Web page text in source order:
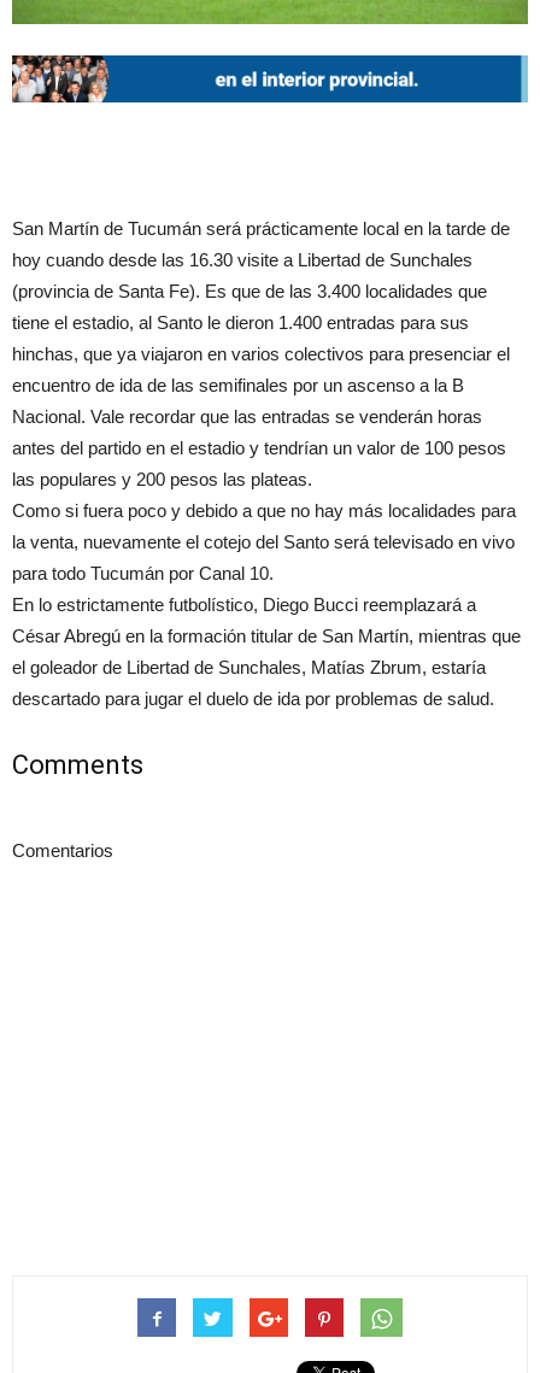
San Martín de Tucumán será prácticamente local en la tarde de
hoy cuando desde las 16.30 visite a Libertad de Sunchales
(provincia de Santa Fe). Es que de las 3.400 localidades que
tiene el estadio, al Santo le dieron 1.400 entradas para sus
hinchas, que ya viajaron en varios colectivos para presenciar el
encuentro de ida de las semifinales por un ascenso a la B
Nacional. Vale recordar que las entradas se venderán horas
antes del partido en el estadio y tendrían un valor de 100 pesos
las populares y 200 pesos las plateas.
Como si fuera poco y debido a que no hay más localidades para
la venta, nuevamente el cotejo del Santo será televisado en vivo
para todo Tucumán por Canal 10.
En lo estrictamente futbolístico, Diego Bucci reemplazará a
César Abregú en la formación titular de San Martín, mientras que
el goleador de Libertad de Sunchales, Matías Zbrum, estaría
descartado para jugar el duelo de ida por problemas de salud.
Comments
Comentarios